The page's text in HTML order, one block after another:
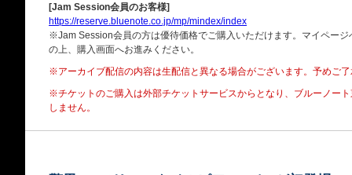
[Jam Session会員のお客様]
https://reserve.bluenote.co.jp/mp/mindex/index
※Jam Session会員の方は優待価格でご購入いただけます。マイペー
の上、購入画面へお進みください。
※アーカイブ配信の内容は生配信と異なる場合がございます。予めご
※チケットのご購入は外部チケットサービスからとなり、 ブルーノー
しません。